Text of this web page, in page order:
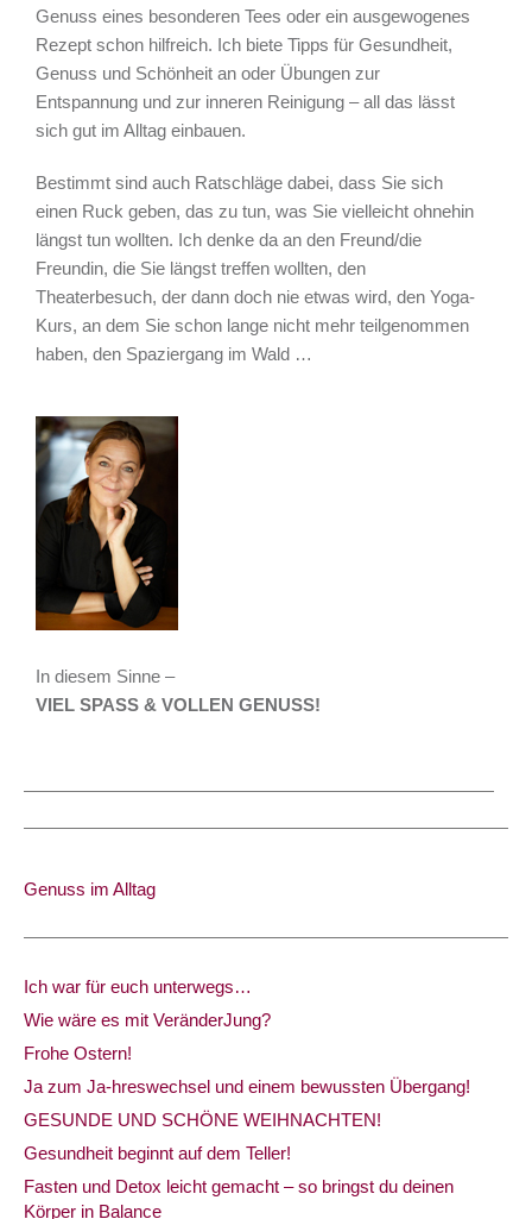
Genuss eines besonderen Tees oder ein ausgewogenes
Rezept schon hilfreich. Ich biete Tipps für Gesundheit,
Genuss und Schönheit an oder Übungen zur
Entspannung und zur inneren Reinigung – all das lässt
sich gut im Alltag einbauen.
Bestimmt sind auch Ratschläge dabei, dass Sie sich
einen Ruck geben, das zu tun, was Sie vielleicht ohnehin
längst tun wollten. Ich denke da an den Freund/die
Freundin, die Sie längst treffen wollten, den
Theaterbesuch, der dann doch nie etwas wird, den Yoga-
Kurs, an dem Sie schon lange nicht mehr teilgenommen
haben, den Spaziergang im Wald …
In diesem Sinne –
VIEL SPASS & VOLLEN GENUSS!
Genuss im Alltag
Ich war für euch unterwegs…
Wie wäre es mit VeränderJung?
Frohe Ostern!
Ja zum Ja-hreswechsel und einem bewussten Übergang!
GESUNDE UND SCHÖNE WEIHNACHTEN!
Gesundheit beginnt auf dem Teller!
Fasten und Detox leicht gemacht – so bringst du deinen
Körper in Balance